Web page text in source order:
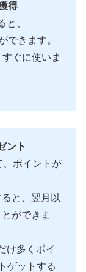
得
と、
できます。
ぐに使いま
ント
、ポイントが
と、翌月以
ができま
け多くポイ
ゲットする